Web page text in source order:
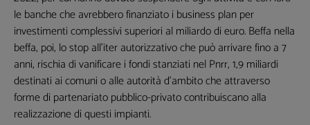
le banche che avrebbero finanziato i business plan per
investimenti complessivi superiori al miliardo di euro. Beffa nella
beffa, poi, lo stop all'iter autorizzativo che può arrivare fino a 7
anni, rischia di vanificare i fondi stanziati nel Pnrr, 1,9 miliardi
destinati ai comuni o alle autorità d'ambito che attraverso
forme di partenariato pubblico-privato contribuiscano alla
realizzazione di questi impianti.